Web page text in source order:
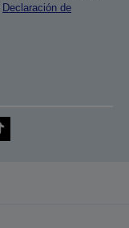
Declaración de